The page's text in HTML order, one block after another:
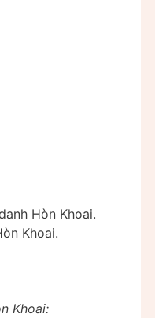
Hòn Khoai.
Khoai.
Khoai: